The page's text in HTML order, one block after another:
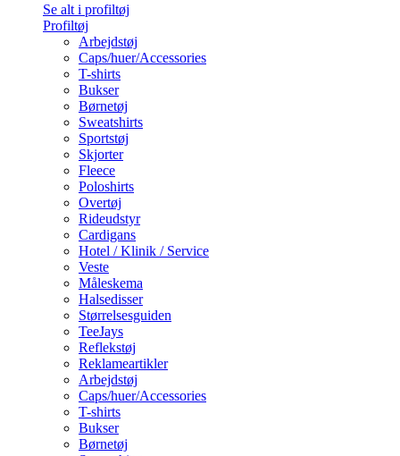
Se alt i profiltøj
Profiltøj
Arbejdstøj
Caps/huer/Accessories
T-shirts
Bukser
Børnetøj
Sweatshirts
Sportstøj
Skjorter
Fleece
Poloshirts
Overtøj
Rideudstyr
Cardigans
Hotel / Klinik / Service
Veste
Måleskema
Halsedisser
Størrelsesguiden
TeeJays
Reflekstøj
Reklameartikler
Arbejdstøj
Caps/huer/Accessories
T-shirts
Bukser
Børnetøj